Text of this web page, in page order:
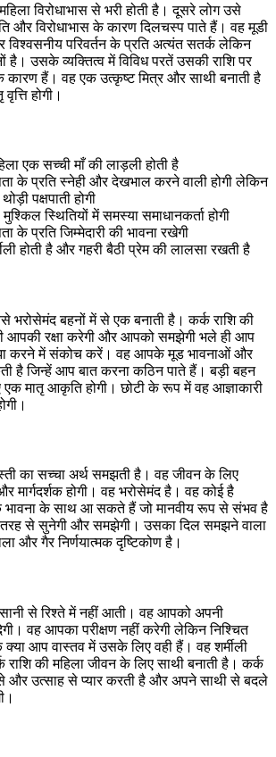
विरोधाभास से भरी होती है। दूसरे लोग उसे
और विरोधाभास के कारण दिलचस्प पाते हैं। वह मूडी
परिवर्तन के प्रति अत्यंत सतर्क लेकिन
है। उसके व्यक्तित्व में विविध परतें उसकी राशि पर
कारण हैं। वह एक उत्कृष्ट मित्र और साथी बनाती है
होगी।
एक सच्ची माँ की लाड़ली होती है
के प्रति स्नेही और देखभाल करने वाली होगी लेकिन
पक्षपाती होगी
स्थितियों में समस्या समाधानकर्ता होगी
के प्रति जिम्मेदारी की भावना रखेगी
होती है और गहरी बैठी प्रेम की लालसा रखती है
भरोसेमंद बहनों में से एक बनाती है। कर्क राशि की
आपकी रक्षा करेगी और आपको समझेगी भले ही आप
करने में संकोच करें। वह आपके मूड भावनाओं और
है जिन्हें आप बात करना कठिन पाते हैं। बड़ी बहन
मातृ आकृति होगी। छोटी के रूप में वह आज्ञाकारी
का सच्चा अर्थ समझती है। वह जीवन के लिए
मार्गदर्शक होगी। वह भरोसेमंद है। वह कोई है
के साथ आ सकते हैं जो मानवीय रूप से संभव है
से सुनेगी और समझेगी। उसका दिल समझने वाला
और गैर निर्णयात्मक दृष्टिकोण है।
से रिश्ते में नहीं आती। वह आपको अपनी
वह आपका परीक्षण नहीं करेगी लेकिन निश्चित
क्या आप वास्तव में उसके लिए वही हैं। वह शर्मीली
की महिला जीवन के लिए साथी बनाती है। कर्क
से और उत्साह से प्यार करती है और अपने साथी से बदले